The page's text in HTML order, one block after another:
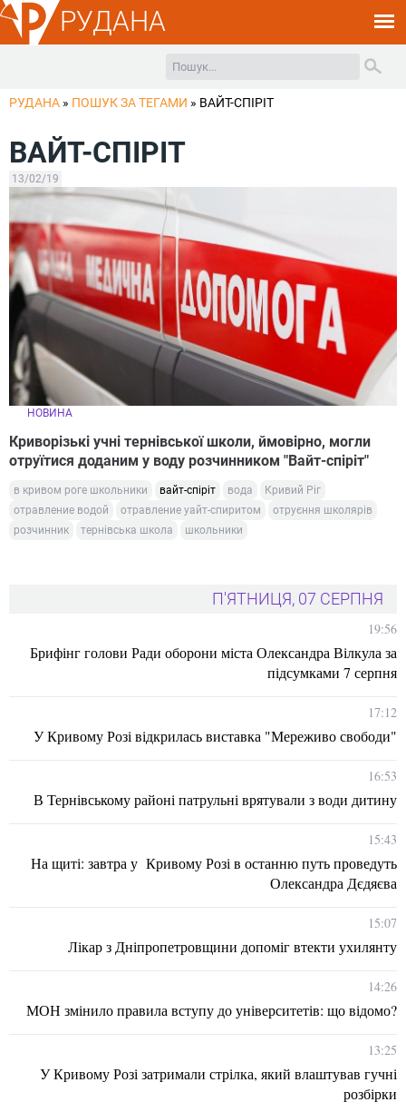
РУДАНА
РУДАНА » ПОШУК ЗА ТЕГАМИ » ВАЙТ-СПІРІТ
ВАЙТ-СПІРІТ
13/02/19
НОВИНА
Криворізькі учні тернівської школи, ймовірно, могли
отруїтися доданим у воду розчинником "Вайт-спіріт"
в кривом роге школьники вайт-спіріт вода
Кривий Ріг
отравление водой
отравление уайт-спиритом
отруєння школярів
розчинник
тернівська школа школьники
П'ЯТНИЦЯ, 07 СЕРПНЯ
19:56
Брифінг голови Ради оборони міста Олександра Вілкула за
підсумками 7 серпня
17:12
У Кривому Розі відкрилась виставка "Мереживо свободи"
16:53
В Тернівському районі патрульні врятували з води дитину
15:43
На щиті: завтра у Кривому Розі в останню путь проведуть
Олександра Дєдяєва
15:07
Лікар з Дніпропетровщини допоміг втекти ухилянту
14:26
МОН змінило правила вступу до університетів: що відомо?
13:25
У Кривому Розі затримали стрілка, який влаштував гучні
розбірки